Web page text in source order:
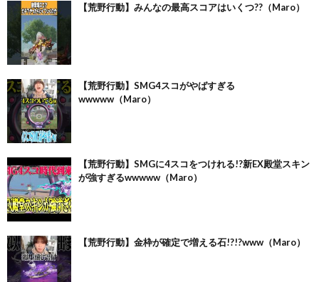
【荒野行動】みんなの最高スコアはいくつ??（Maro）
【荒野行動】SMG4スコがやばすぎる
wwwww（Maro）
【荒野行動】SMGに4スコをつけれる!?新EX殿堂スキン
が強すぎるwwwww（Maro）
【荒野行動】金枠が確定で増える石!?!?www（Maro）